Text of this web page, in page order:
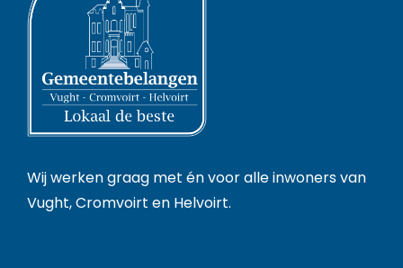
Wij werken graag met én voor alle inwoners van
Vught, Cromvoirt en Helvoirt.